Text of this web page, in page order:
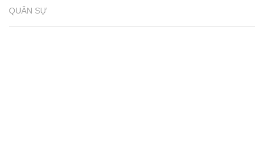
QUÂN SỰ